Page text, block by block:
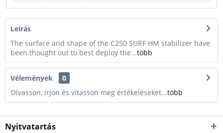
Leírás
The surface and shape of the C250 SURF HM stabilizer have
been thought out to best deploy the...több
Vélemények
0
Olvasson, írjon és vitasson meg értékeléseket...több
Nyitvatartás